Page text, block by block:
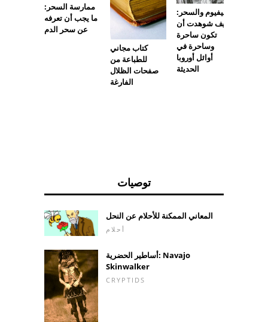
ممارسة السحر:
ما يجب أن تعرفه
عن سحر الدم
كتاب مجاني
للطباعة من
صفحات الظلال
الفارغة
ماليفيوم والسحر:
كيف شوهدت أن
تكون ساحرة
وساحرة في
أوائل أوروبا
الحديثة
توصيات
المعاني الممكنة للأحلام عن النحل
أحلام
أساطير الحضرية: Navajo
Skinwalker
CRYPTIDS